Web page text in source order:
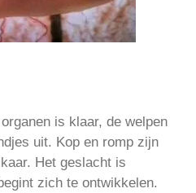
is klaar, de welpen
uit. Kop en romp zijn
Het geslacht is
zich te ontwikkelen.